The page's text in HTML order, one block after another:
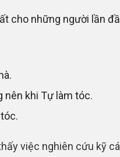
cho những người lần
nên khi Tự làm tóc.
việc nghiên cứu kỹ